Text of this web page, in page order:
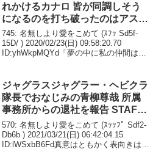
れかけるカナロ 皆が同調しそう
になるのを打ち破ったのはアスナ
の腹の底からの叫び 騎士竜戦隊
リュウソウジャー 第47話 感想ま
とめ
745: 名無しより愛をこめて (ｽﾌｯ Sd5f-
15D/ ) 2020/02/23(日) 09:58:20.70
ID:yhWkpMQYd「夢の中に私の仲間はい
ジャグラスジャグラー・ヘビクラ
隊長でおなじみの青柳尊哉 所属
事務所からの退社を報告 STAFF
アカウントも開設し今後は独立し
て俳優活動を継続する様子
570: 名無しより愛をこめて (ｽｯｯﾌﾟ Sdf2-
Db6b ) 2021/03/21(日) 06:42:04.15
ID:lWSxbB6Fd真意はともかく表向きは気